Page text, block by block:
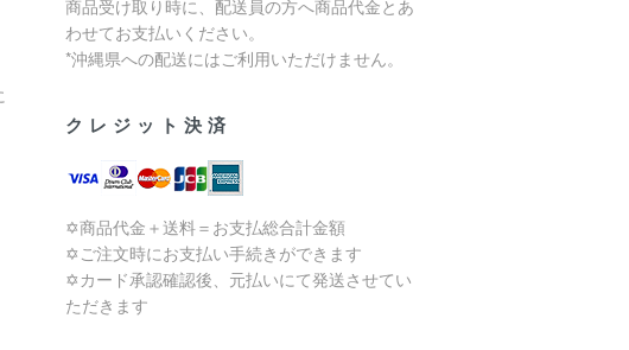
商品受け取り時に、配送員の方へ商品代金とあ
わせてお支払いください。
*沖縄県への配送にはご利用いただけません。
クレジット決済
✡商品代金＋送料＝お支払総合計金額
✡ご注文時にお支払い手続きができます
✡カード承認確認後、元払いにて発送させてい
ただきます